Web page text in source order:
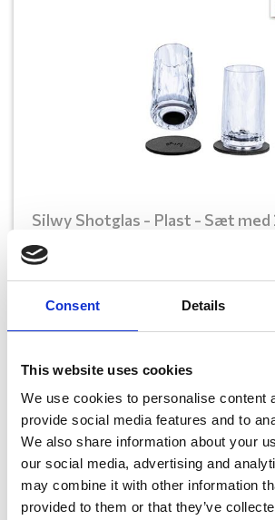
Consent Details
This website uses cookies
We use cookies to personalise content
provide social media features and to
We also share information about your
our social media, advertising and
may combine it with other information
provided to them or that they’ve
Silwy Shotglas - Plast - Sæt med
På fjernlager, 2-4 dages lev
219,00DKK